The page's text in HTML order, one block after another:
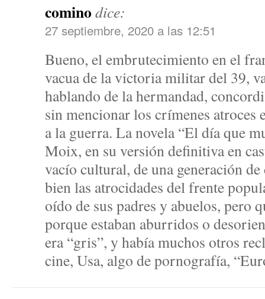
cominodice:
27 septiembre, 2020 a las 12:51
Bueno, el embrutecimiento en el
vacua de la victoria militar del 39,
hablando de la hermandad,
sin mencionar los crímenes atroces
a la guerra. La novela “El día que
Moix, en su versión definitiva en
vacío cultural, de una generación
bien las atrocidades del frente
oído de sus padres y abuelos, pero
porque estaban aburridos o
era “gris”, y había muchos otros
cine, Usa, algo de pornografía,